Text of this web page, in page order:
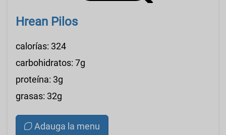
Hrean Pilos
calorías: 324
carbohidratos: 7g
proteína: 3g
grasas: 32g
Adauga la menu